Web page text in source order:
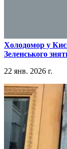
​Холодомор у
Зеленського
22 янв. 2026 г.